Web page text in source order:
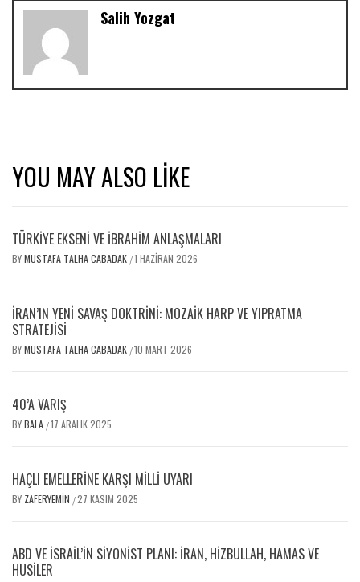
Salih Yozgat
YOU MAY ALSO LIKE
TÜRKİYE EKSENİ VE İBRAHİM ANLAŞMALARI
BYMUSTAFA TALHA CABADAK /1 HAZIRAN 2026
İRAN’IN YENI SAVAŞ DOKTRINI: MOZAIK HARP VE YIPRATMA
STRATEJISI
BYMUSTAFA TALHA CABADAK /10 MART 2026
40’A VARIŞ
BYBALA /17 ARALIK 2025
HAÇLI EMELLERİNE KARŞI MİLLİ UYARI
BY ZAFERYEMIN /27 KASIM 2025
ABD VE İSRAIL’IN SIYONIST PLANI: İRAN, HIZBULLAH, HAMAS VE
HUSILER